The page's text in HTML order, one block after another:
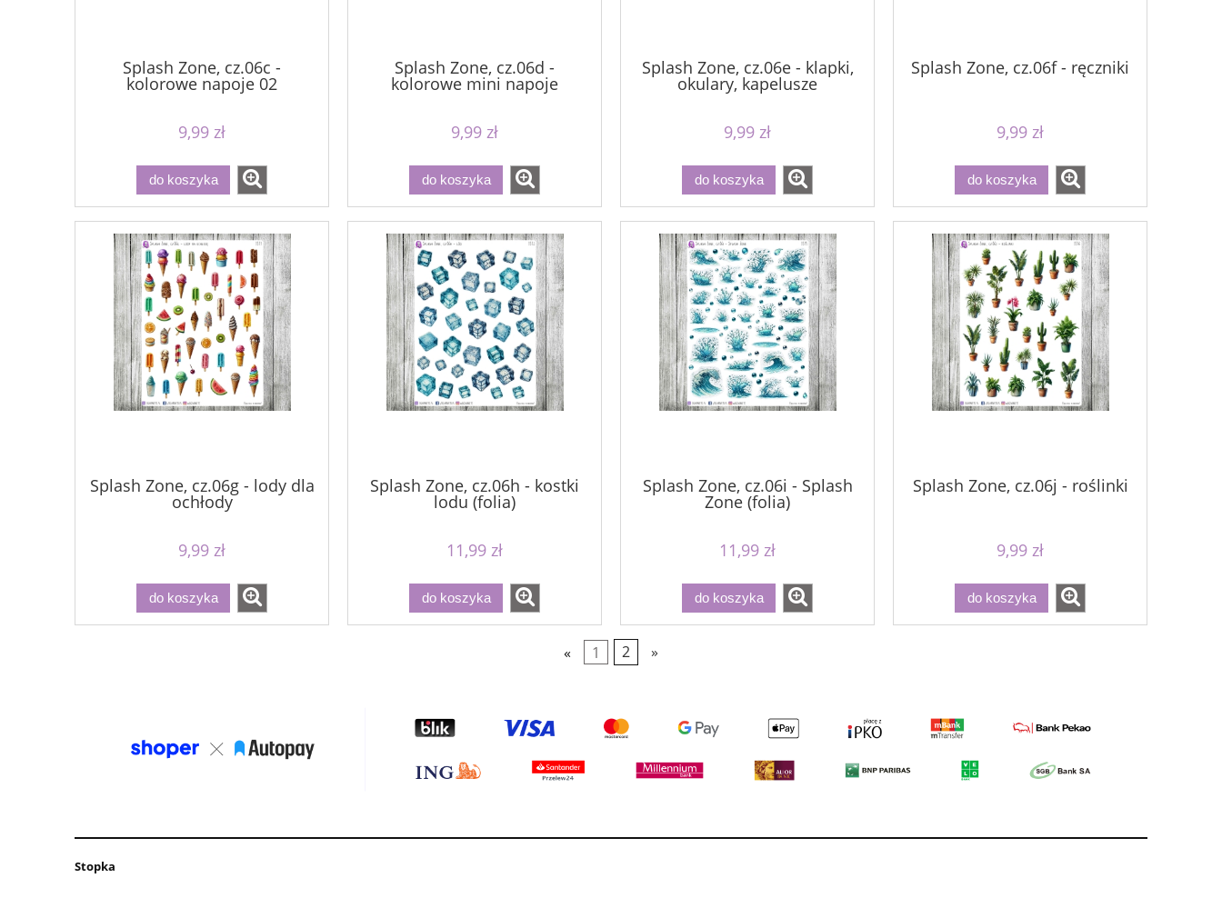
Splash Zone, cz.06c -
kolorowe napoje 02
9,99 zł
do koszyka
Splash Zone, cz.06d -
kolorowe mini napoje
9,99 zł
do koszyka
Splash Zone, cz.06e - klapki,
okulary, kapelusze
9,99 zł
do koszyka
Splash Zone, cz.06f - ręczniki
9,99 zł
do koszyka
Splash Zone, cz.06g - lody dla
ochłody
9,99 zł
do koszyka
Splash Zone, cz.06h - kostki
lodu (folia)
11,99 zł
do koszyka
Splash Zone, cz.06i - Splash
Zone (folia)
11,99 zł
do koszyka
Splash Zone, cz.06j - roślinki
9,99 zł
do koszyka
« 1 2 »
Stopka